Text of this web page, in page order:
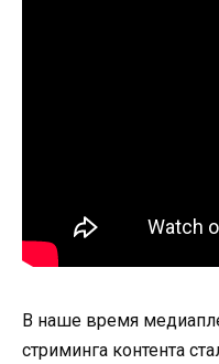
В наше время
стриминга контента